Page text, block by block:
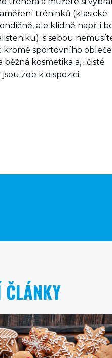
tréninků (klasické
ale klidně např. i
s sebou
kromě sportovního
běžná kosmetika a, i čisté
zde k dispozici.